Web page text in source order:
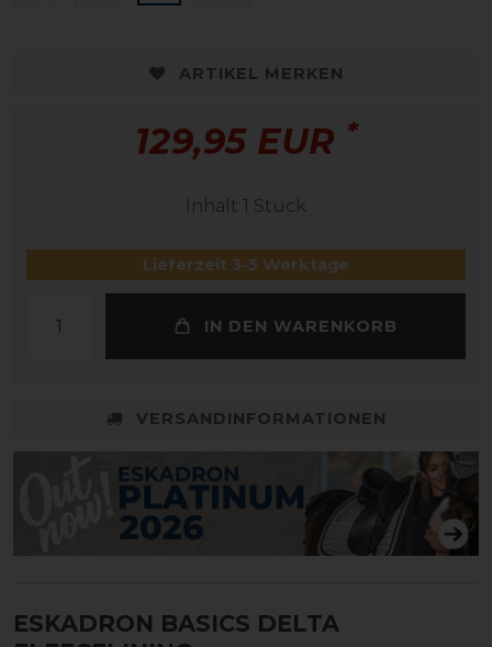
ARTIKEL MERKEN
129,95 EUR *
Inhalt 1 Stück
Lieferzeit 3-5 Werktage
IN DEN WARENKORB
VERSANDINFORMATIONEN
ESKADRON BASICS DELTA